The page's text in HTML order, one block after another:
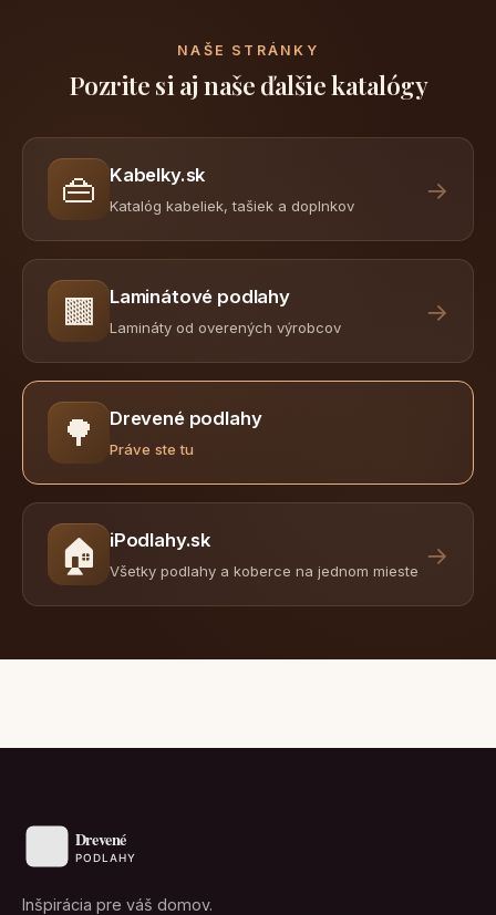
NAŠE STRÁNKY
Pozrite si aj naše ďalšie katalógy
👜 Kabelky.sk
Katalóg kabeliek, tašiek a doplnkov
→
🟫 Laminátové podlahy
Lamináty od overených výrobcov
→
🌳 Drevené podlahy
Práve ste tu
🏠 iPodlahy.sk
Všetky podlahy a koberce na jednom mieste
→
Inšpirácia pre váš domov.